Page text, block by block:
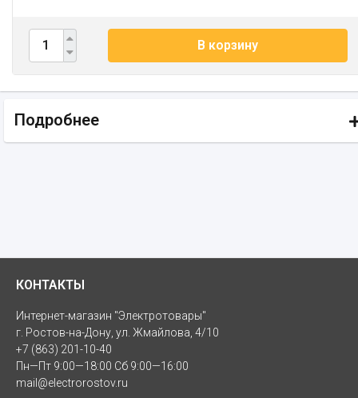
В корзину
Подробнее
КОНТАКТЫ
Интернет-магазин "Электротовары"
г. Ростов-на-Дону, ул. Жмайлова, 4/10
+7 (863) 201-10-40
Пн—Пт 9:00—18:00 Сб 9:00—16:00
mail@electrorostov.ru